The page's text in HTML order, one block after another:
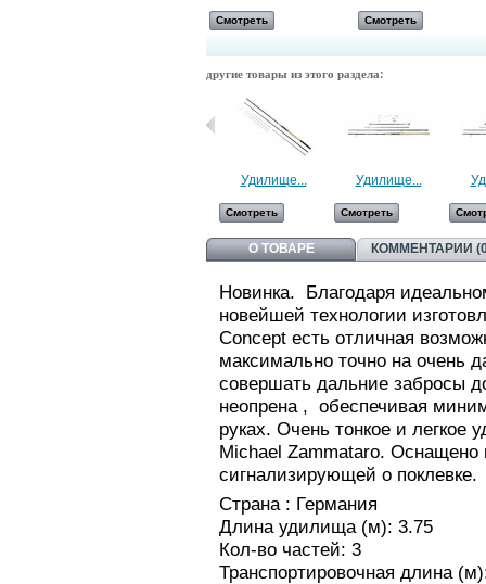
Смотреть Смотреть
другие товары из этого раздела:
Удилище...
Смотреть
Удилище...
Смотреть
О ТОВАРЕ КОММЕНТАРИИ
Новинка. Благодаря
новейшей технологии
Concept есть отличная
максимально точно на очень
совершать дальние забросы
неопрена , обеспечивая
руках. Очень тонкое и легкое
Michael Zammataro. Оснащено
сигнализирующей о поклевке.
Страна : Германия
Длина удилища (м): 3.75
Кол-во частей: 3
Транспортировочная длина